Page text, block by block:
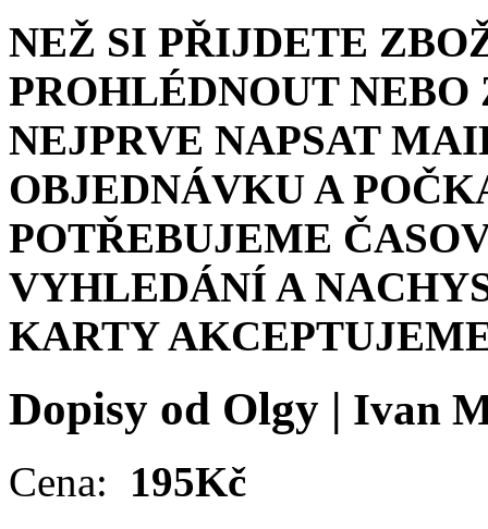
NEŽ SI PŘIJDETE
PROHLÉDNOUT
NEJPRVE NAPSAT
OBJEDNÁVKU A
POTŘEBUJEME
VYHLEDÁNÍ A
KARTY
Dopisy od Olgy | Ivan
Cena: 195Kč